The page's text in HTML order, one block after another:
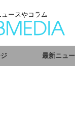
ースやコラム
最新ニュ